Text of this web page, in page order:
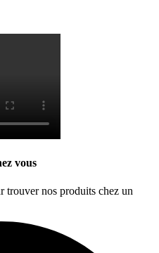
vous
trouver nos produits chez un